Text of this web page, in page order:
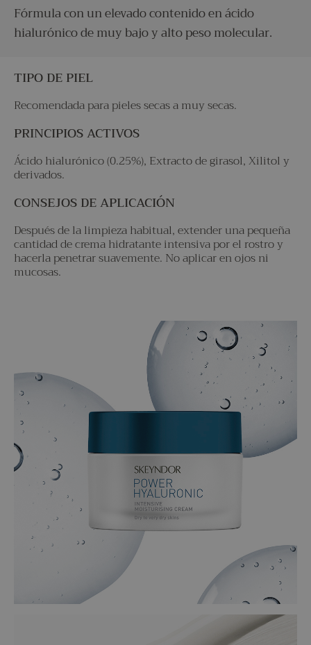
Fórmula con un elevado contenido en ácido
hialurónico de muy bajo y alto peso molecular.
TIPO DE PIEL
Recomendada para pieles secas a muy secas.
PRINCIPIOS ACTIVOS
Ácido hialurónico (0.25%), Extracto de girasol, Xilitol y
derivados.
CONSEJOS DE APLICACIÓN
Después de la limpieza habitual, extender una pequeña
cantidad de crema hidratante intensiva por el rostro y
hacerla penetrar suavemente. No aplicar en ojos ni
mucosas.